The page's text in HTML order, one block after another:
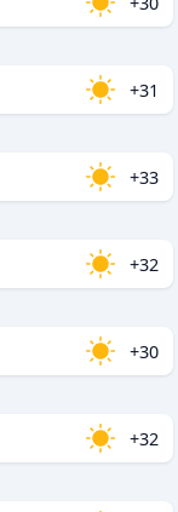
+31
+33
+32
+30
+32